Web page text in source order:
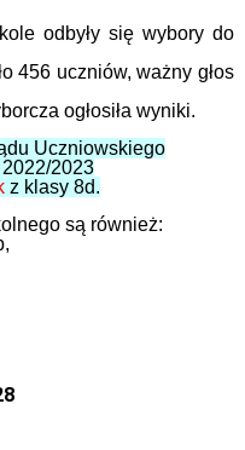
odbyły się wybory do
456 uczniów, ważny głos
ogłosiła wyniki.
Uczniowskiego
2023
z klasy 8d.
są również: